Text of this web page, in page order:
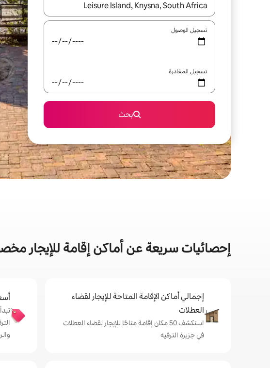
عند توفر النتائج، انتقل باستخدام السهمين لأعلى ولأسفل أو استكشف عن
تسجيل الوصول
تسجيل المغادرة
بحث
إحصائيات سريعة عن أماكن إقامة للإيجار
إجمالي أماكن الإقامة المتاحة للإيجار لقضاء
العطلات
استكشف 50 مكان إقامة متاحًا للإيجار لقضاء العطلات
في جزيرة الترفيه